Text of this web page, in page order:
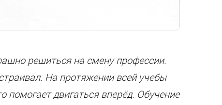
решиться на смену профессии.
На протяжении всей учебы
двигаться вперёд. Обучение